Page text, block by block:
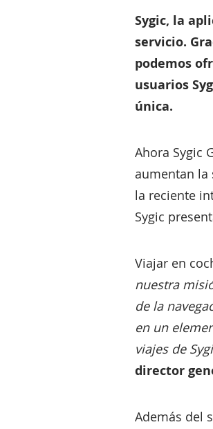
Sygic, la
servicio.
podemos
usuarios
única.
Ahora Sygic
aumentan la
la reciente
Sygic
Viajar en
nuestra
de la
en un
viajes de
director
Además del